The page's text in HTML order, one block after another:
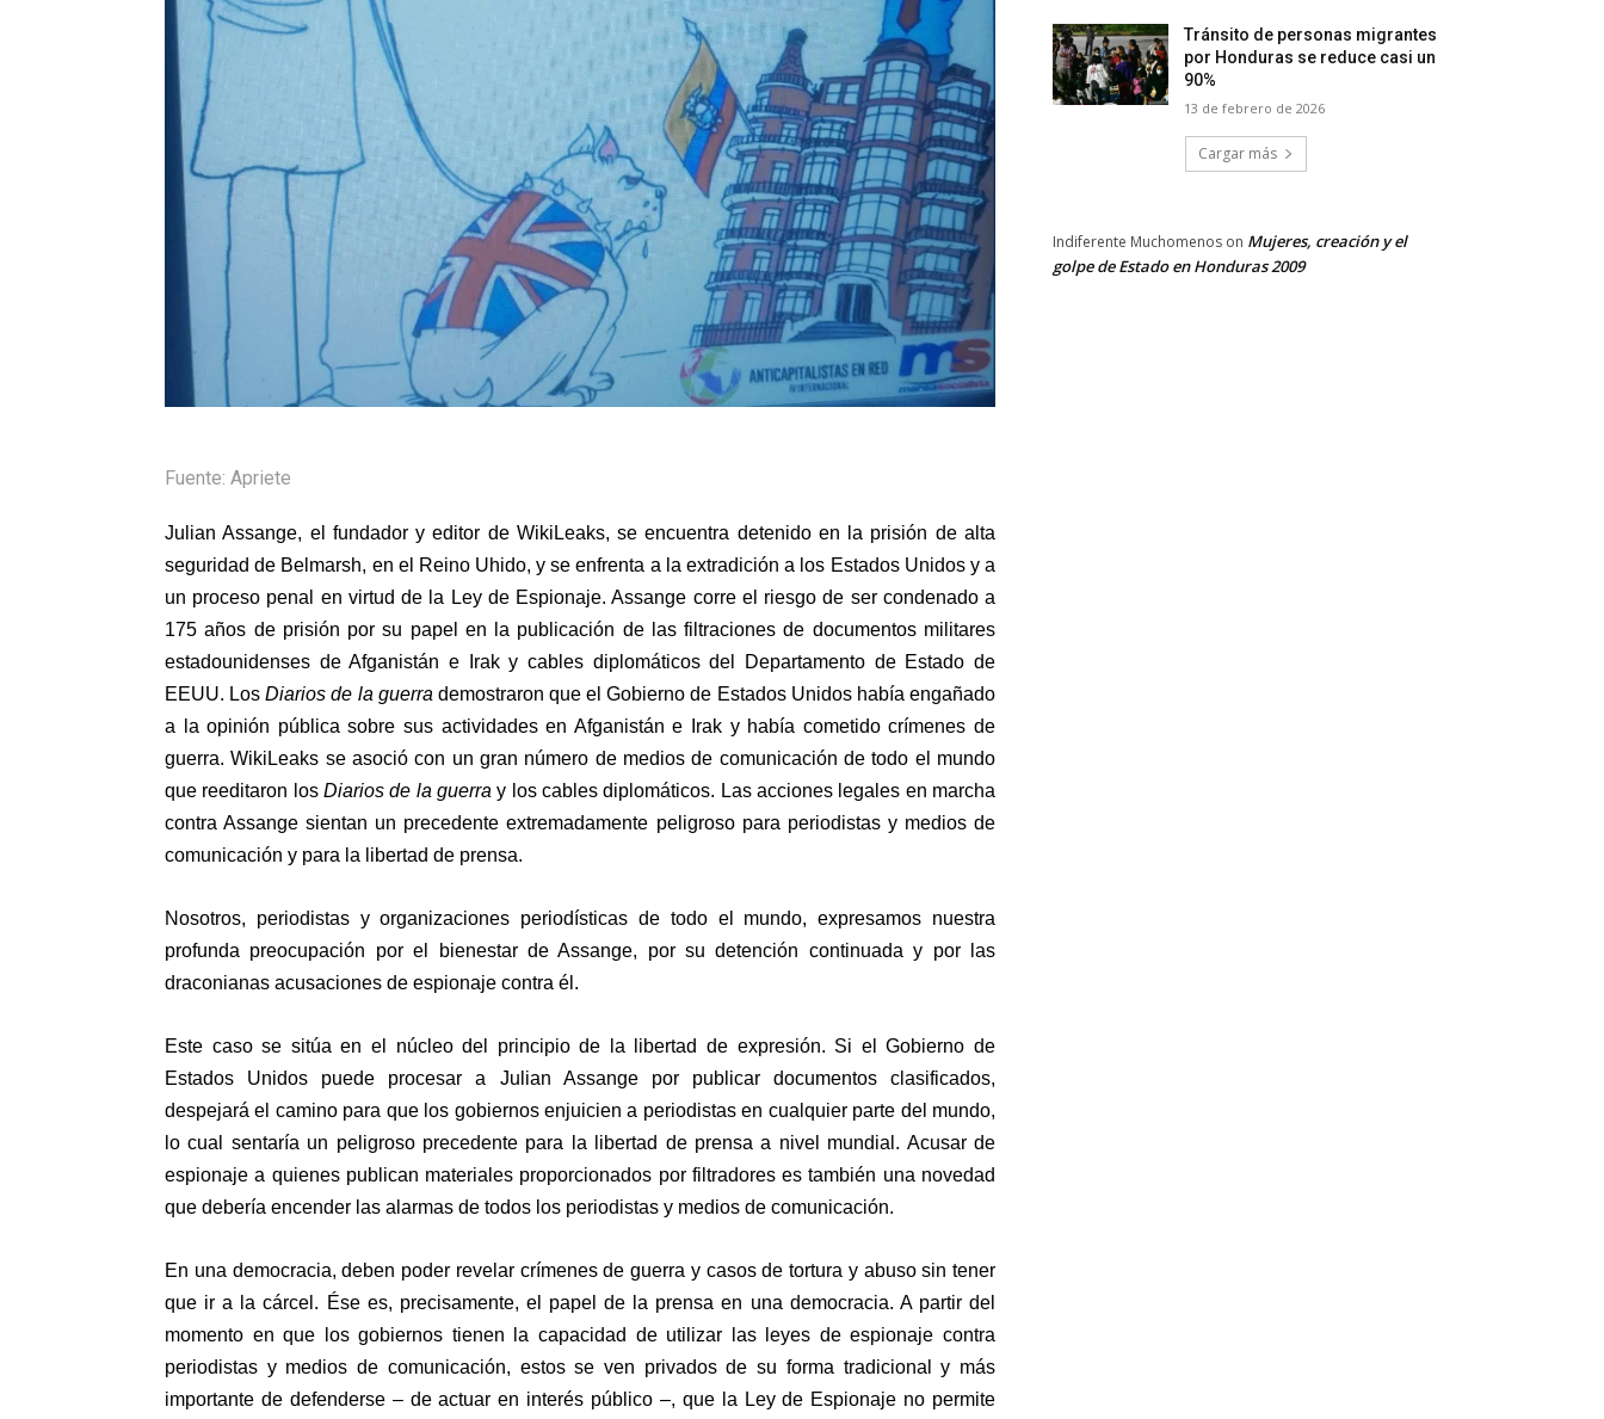
Fuente: Apriete
Julian Assange, el fundador y editor de WikiLeaks, se encuentra detenido en la prisión de alta
seguridad de Belmarsh, en el Reino Uhido, y se enfrenta a la extradición a los Estados Unidos y a
un proceso penal
en virtud de la Ley de Espionaje. Assange corre el riesgo de ser condenado a
175 años de prisión por su papel en la publicación de las filtraciones de documentos militares
estadounidenses de Afganistán e Irak y cables diplomáticos del Departamento de Estado de
EEUU. LosDiarios de la guerra demostraron que el Gobierno de Estados Unidos había engañado
a la opinión pública sobre sus actividades en Afganistán e Irak y había cometido crímenes de
guerra. WikiLeaks se asoció con un gran número de medios de comunicación de todo el mundo
que reeditaron los Diarios de la guerra y los cables diplomáticos. Las acciones legales en marcha
contra Assange sientan un precedente extremadamente peligrosopara periodistas y medios de
comunicación y para la libertad de prensa.
Nosotros, periodistas y organizaciones periodísticas de todo el mundo, expresamos nuestra
profunda preocupación por el bienestar de Assange, por su detención continuada y por las
draconianas acusaciones de espionaje contra él.
Este caso se sitúa en el núcleo del principio de la libertad de expresión. Si el Gobierno de
Estados Unidos puede procesar a Julian Assange por publicar documentos clasificados,
despejará el camino para que los gobiernos enjuicien a periodistas en cualquier parte del mundo,
lo cual sentaría un peligroso precedente para la libertad de prensa a nivel mundial. Acusar de
espionaje a quienes publican materiales proporcionados por filtradores es también una novedad
que debería encender las alarmas de todos los periodistas y medios de comunicación.
En una democracia, deben poder revelar crímenes de guerra y casos de tortura y abuso sin tener
que ir a la cárcel. Ése es, precisamente, el papel de la prensa en una democracia. A partir del
momento en que los gobiernos tienen la capacidad de utilizar las leyes de espionaje contra
periodistas y medios de comunicación, estos se ven privados de su forma tradicional y más
importante de defenderse – de actuar en interés público –, que la Ley de Espionaje no permite
Tránsito de personas migrantes
por Honduras se reduce casi un
90%
13 de febrero de 2026
Cargar más
Indiferente Muchomenos on Mujeres, creación y el
golpe de Estado en Honduras 2009